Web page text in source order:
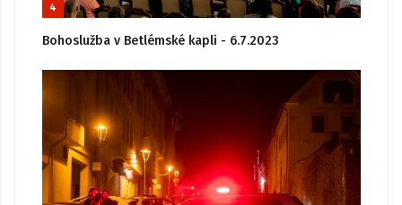
4
Bohoslužba v Betlémské kapli - 6.7.2023